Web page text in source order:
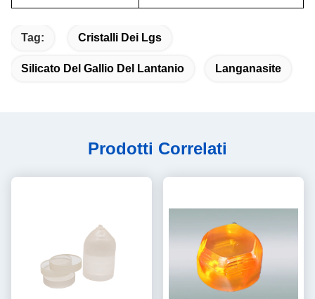
Tag: Cristalli Dei Lgs
Silicato Del Gallio Del Lantanio Langanasite
Prodotti Correlati